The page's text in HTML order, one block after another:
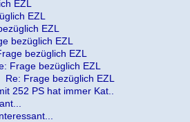
EZL
EZL
EZL
bezüglich EZL
bezüglich EZL
Frage bezüglich EZL
Re: Frage bezüglich EZL
252 PS hat immer Kat..